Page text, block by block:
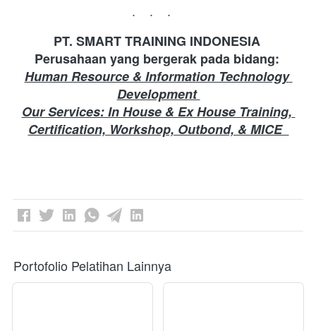
...
PT. SMART TRAINING INDONESIA
Perusahaan yang bergerak pada bidang:
Human Resource & Information Technology
Development
Our Services: In House & Ex House Training,
Certification, Workshop, Outbond, & MICE
Portofolio Pelatihan Lainnya